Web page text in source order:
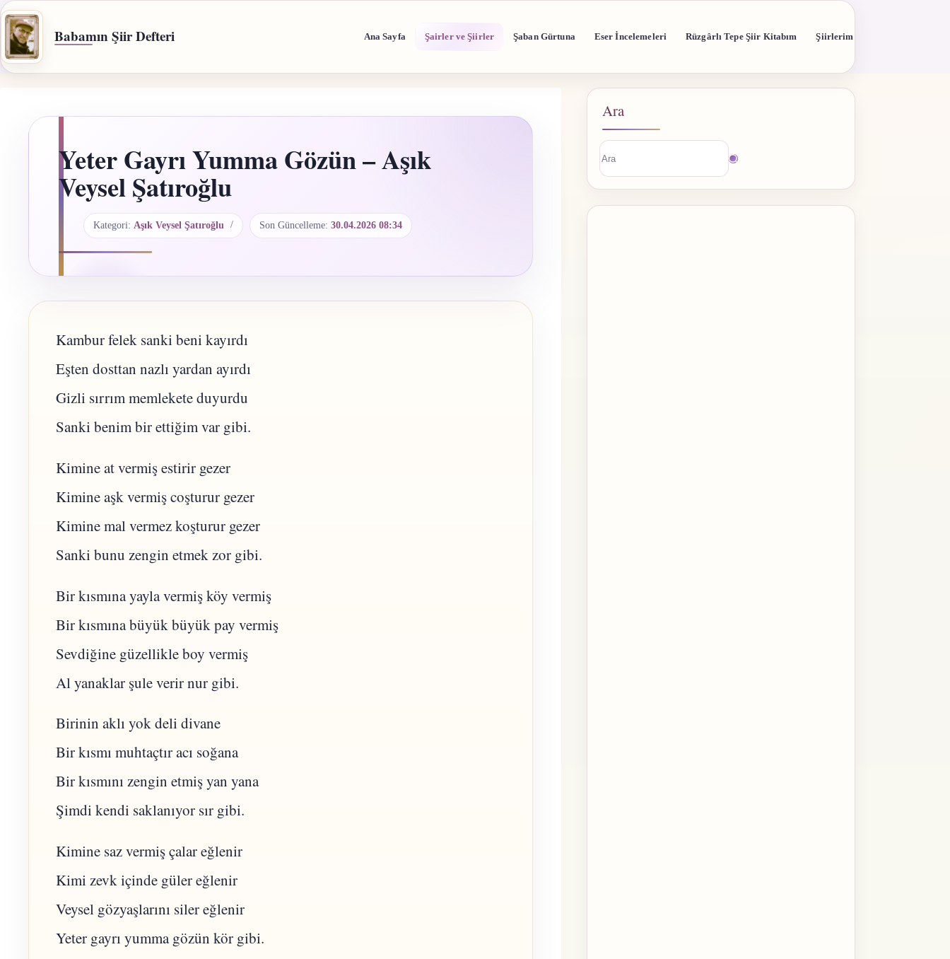
İçeriğe
geç
Babamın Şiir Defteri Ana Sayfa Şairler ve Şiirler Şaban Gürtuna Eser İncelemeleri Rüzgârlı Tepe Şiir Kitabım Şiirlerim
Yeter Gayrı Yumma Gözün – Aşık
Veysel Şatıroğlu
Kategori: Aşık Veysel Şatıroğlu Son Güncelleme: 30.04.2026 08:34
Kambur felek sanki beni kayırdı
Eşten dosttan nazlı yardan ayırdı
Gizli sırrım memlekete duyurdu
Sanki benim bir ettiğim var gibi.
Kimine at vermiş estirir gezer
Kimine aşk vermiş coşturur gezer
Kimine mal vermez koşturur gezer
Sanki bunu zengin etmek zor gibi.
Bir kısmına yayla vermiş köy vermiş
Bir kısmına büyük büyük pay vermiş
Sevdiğine güzellikle boy vermiş
Al yanaklar şule verir nur gibi.
Birinin aklı yok deli divane
Bir kısmı muhtaçtır acı soğana
Bir kısmını zengin etmiş yan yana
Şimdi kendi saklanıyor sır gibi.
Kimine saz vermiş çalar eğlenir
Kimi zevk içinde güler eğlenir
Veysel gözyaşlarını siler eğlenir
Yeter gayrı yumma gözün kör gibi.
Ara